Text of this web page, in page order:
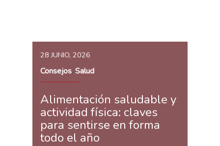
28 JUNIO, 2026
Consejos, Salud
Alimentación saludable y
actividad física: claves
para sentirse en forma
todo el año